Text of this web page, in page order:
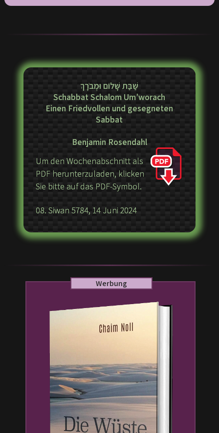
שַׁבַּת שָׁלוֹם וּמְבֹרָךְ
Schabbat Schalom Um’worach
Einen Friedvollen und gesegneten
Sabbat
Benjamin Rosendahl
Um den Wochenabschnitt als
PDF herunterzuladen, klicken
Sie bitte auf das PDF-Symbol.
08. Siwan 5784, 14 Juni 2024
Werbung